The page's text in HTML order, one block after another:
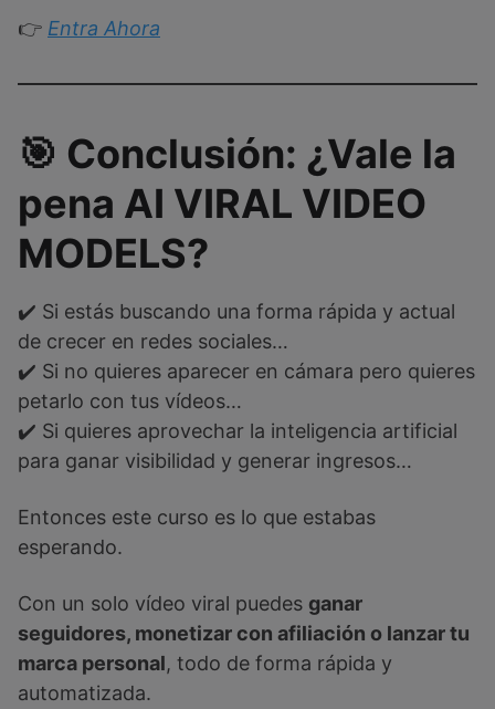
👉 Entra Ahora
🎯 Conclusión: ¿Vale la
pena AI VIRAL VIDEO
MODELS?
✔️ Si estás buscando una forma rápida y actual
de crecer en redes sociales…
✔️ Si no quieres aparecer en cámara pero quieres
petarlo con tus vídeos…
✔️ Si quieres aprovechar la inteligencia artificial
para ganar visibilidad y generar ingresos…
Entonces este curso es lo que estabas
esperando.
Con un solo vídeo viral puedes ganar
seguidores, monetizar con afiliación o lanzar tu
marca personal, todo de forma rápida y
automatizada.